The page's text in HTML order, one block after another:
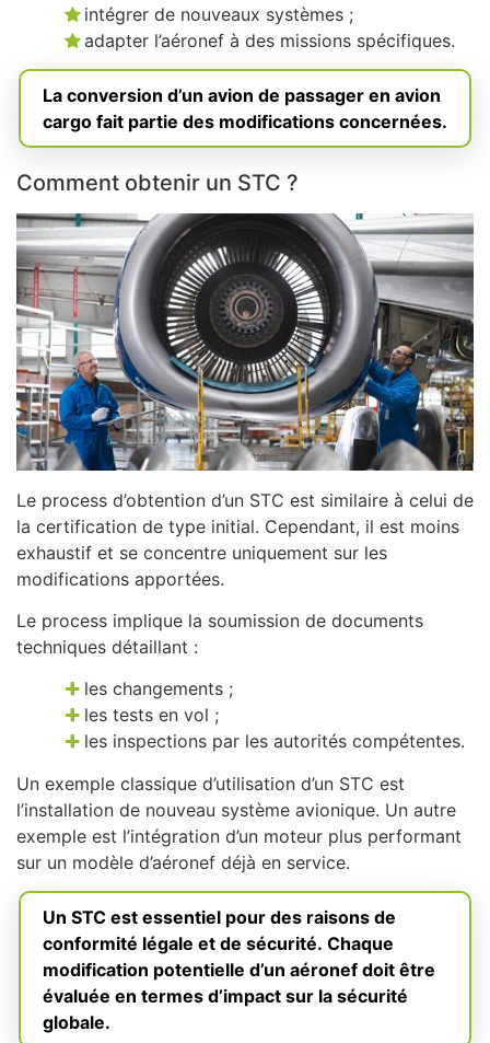
intégrer de nouveaux systèmes ;
adapter l’aéronef à des missions spécifiques.
La conversion d’un avion de passager en avion
cargo fait partie des modifications concernées.
Comment obtenir un STC ?
Le process d’obtention d’un STC est similaire à celui de
la certification de type initial. Cependant, il est moins
exhaustif et se concentre uniquement sur les
modifications apportées.
Le process implique la soumission de documents
techniques détaillant :
les changements ;
les tests en vol ;
les inspections par les autorités compétentes.
Un exemple classique d’utilisation d’un STC est
l’installation de nouveau système avionique. Un autre
exemple est l’intégration d’un moteur plus performant
sur un modèle d’aéronef déjà en service.
Un STC est essentiel pour des raisons de
conformité légale et de sécurité. Chaque
modification potentielle d’un aéronef doit être
évaluée en termes d’impact sur la sécurité
globale.